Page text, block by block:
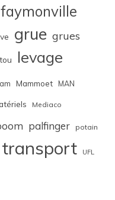
faymonville
grue grues
levage
Mammoet MAN
Mediaco
palfinger potain
transport UFL